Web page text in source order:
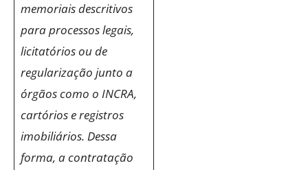
memoriais descritivos
para processos legais,
licitatórios ou de
regularização junto a
órgãos como o INCRA,
cartórios e registros
imobiliários. Dessa
forma, a contratação